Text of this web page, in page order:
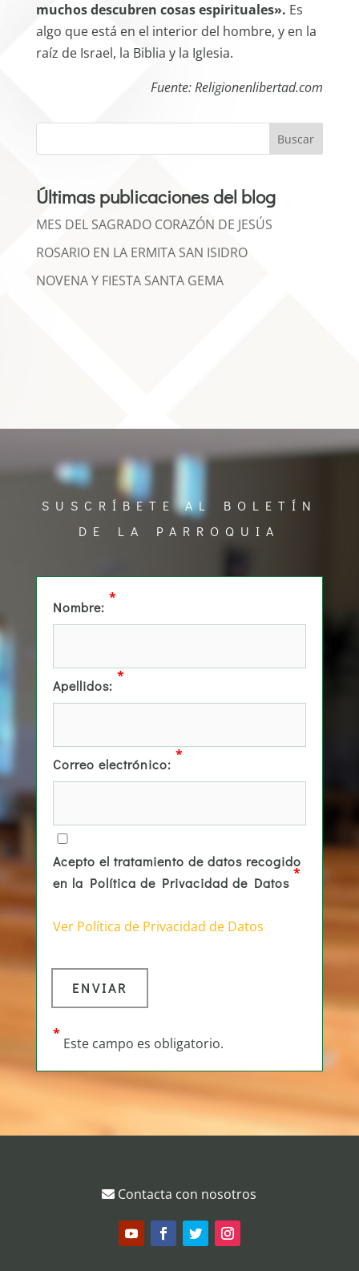
muchos descubren cosas espirituales». Es
algo que está en el interior del hombre, y en la
raíz de Israel, la Biblia y la Iglesia.
Fuente: Religionenlibertad.com
Buscar
Últimas publicaciones del blog
MES DEL SAGRADO CORAZÓN DE JESÚS
ROSARIO EN LA ERMITA SAN ISIDRO
NOVENA Y FIESTA SANTA GEMA
SUSCRÍBETE AL BOLETÍN
DE LA PARROQUIA
Nombre:
*
Apellidos:
*
Correo electrónico:
*
Acepto el tratamiento de datos recogido
en la Política de Privacidad de Datos
*
Ver Política de Privacidad de Datos
*
Este campo es obligatorio.
Contacta con nosotros